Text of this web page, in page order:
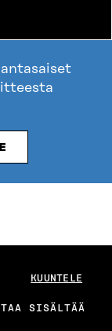
KUUNTELE
SISÄLTÄÄ